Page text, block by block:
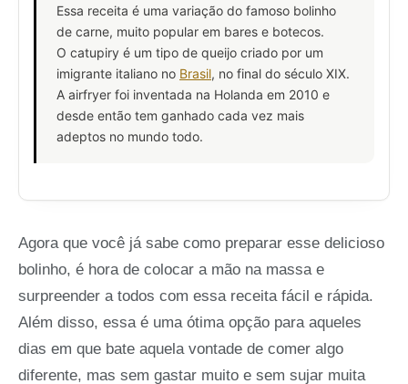
Essa receita é uma variação do famoso bolinho
de carne, muito popular em bares e botecos.
O catupiry é um tipo de queijo criado por um
imigrante italiano no Brasil, no final do século XIX.
A airfryer foi inventada na Holanda em 2010 e
desde então tem ganhado cada vez mais
adeptos no mundo todo.
Agora que você já sabe como preparar esse delicioso
bolinho, é hora de colocar a mão na massa e
surpreender a todos com essa receita fácil e rápida.
Além disso, essa é uma ótima opção para aqueles
dias em que bate aquela vontade de comer algo
diferente, mas sem gastar muito e sem sujar muita